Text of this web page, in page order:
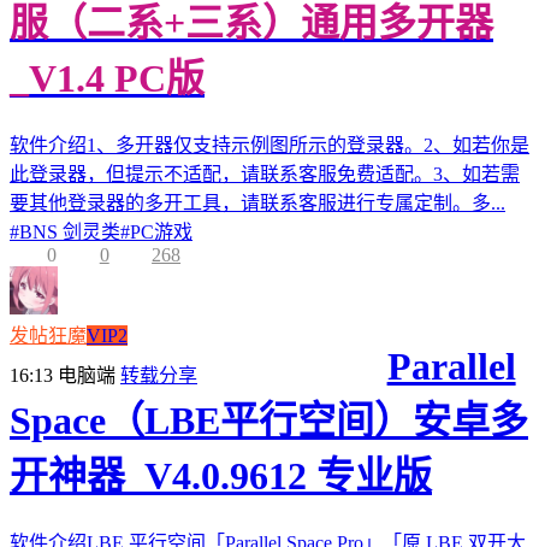
服（二系+三系）通用多开器
_V1.4 PC版
软件介绍1、多开器仅支持示例图所示的登录器。2、如若你是
此登录器，但提示不适配，请联系客服免费适配。3、如若需
要其他登录器的多开工具，请联系客服进行专属定制。多...
#BNS 剑灵类#PC游戏
0
0 268
发帖狂魔VIP2
16:13 电脑端 转载分享
Parallel
Space（LBE平行空间）安卓多
开神器_V4.0.9612 专业版
软件介绍LBE 平行空间「Parallel Space Pro」「原 LBE 双开大